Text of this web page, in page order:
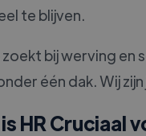
te blijven.
zoekt bij werving
één dak. Wij
HR Cruciaal